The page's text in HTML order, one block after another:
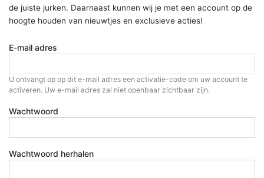
de juiste jurken. Daarnaast kunnen wij je met een account op de
hoogte houden van nieuwtjes en exclusieve acties!
E-mail adres
U ontvangt op op dit e-mail adres een activatie-code om uw account te
activeren. Uw e-mail adres zal niet openbaar zichtbaar zijn.
Wachtwoord
Wachtwoord herhalen